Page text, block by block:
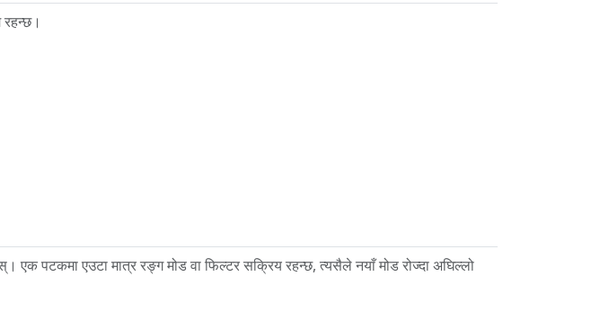
एक पटकमा एउटा मात्र रङ्ग मोड वा फिल्टर सक्रिय रहन्छ, त्यसैले नयाँ मोड रोज्दा अघिल्लो